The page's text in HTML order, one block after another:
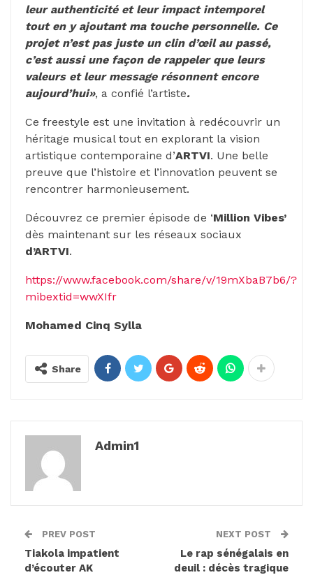
leur authenticité et leur impact intemporel
tout en y ajoutant ma touche personnelle. Ce
projet n’est pas juste un clin d’œil au passé,
c’est aussi une façon de rappeler que leurs
valeurs et leur message résonnent encore
aujourd’hui», a confié l’artiste.
Ce freestyle est une invitation à redécouvrir un
héritage musical tout en explorant la vision
artistique contemporaine d’ARTVI. Une belle
preuve que l’histoire et l’innovation peuvent se
rencontrer harmonieusement.
Découvrez ce premier épisode de ‘Million Vibes’
dès maintenant sur les réseaux sociaux
d’ARTVI.
https://www.facebook.com/share/v/19mXbaB7b6/?
mibextid=wwXIfr
Mohamed Cinq Sylla
Share
Admin1
PREV POST
Tiakola impatient
d’écouter AK
NEXT POST
Le rap sénégalais en
deuil : décès tragique